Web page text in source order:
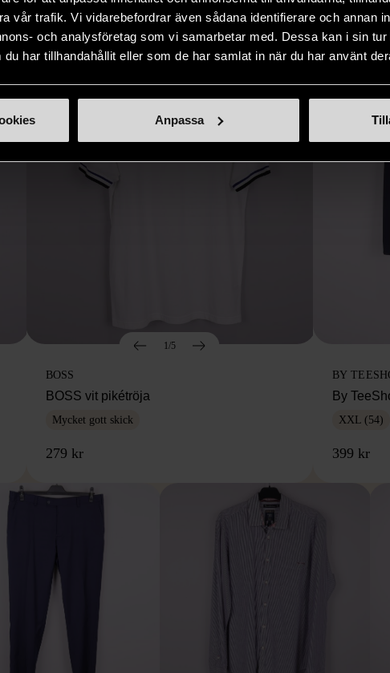
vår trafik. Vi vidarebefordrar även sådana identifierare och annan
och analysföretag som vi samarbetar med. Dessa kan i sin
har tillhandahållit eller som de har samlat in när du har använt
Anpassa
Hitta produkter som påminner om denna
1/5
BOSS
BOSS vit pikétröja
Mycket gott skick
279 kr
BY
By
XXL (54)
399 kr